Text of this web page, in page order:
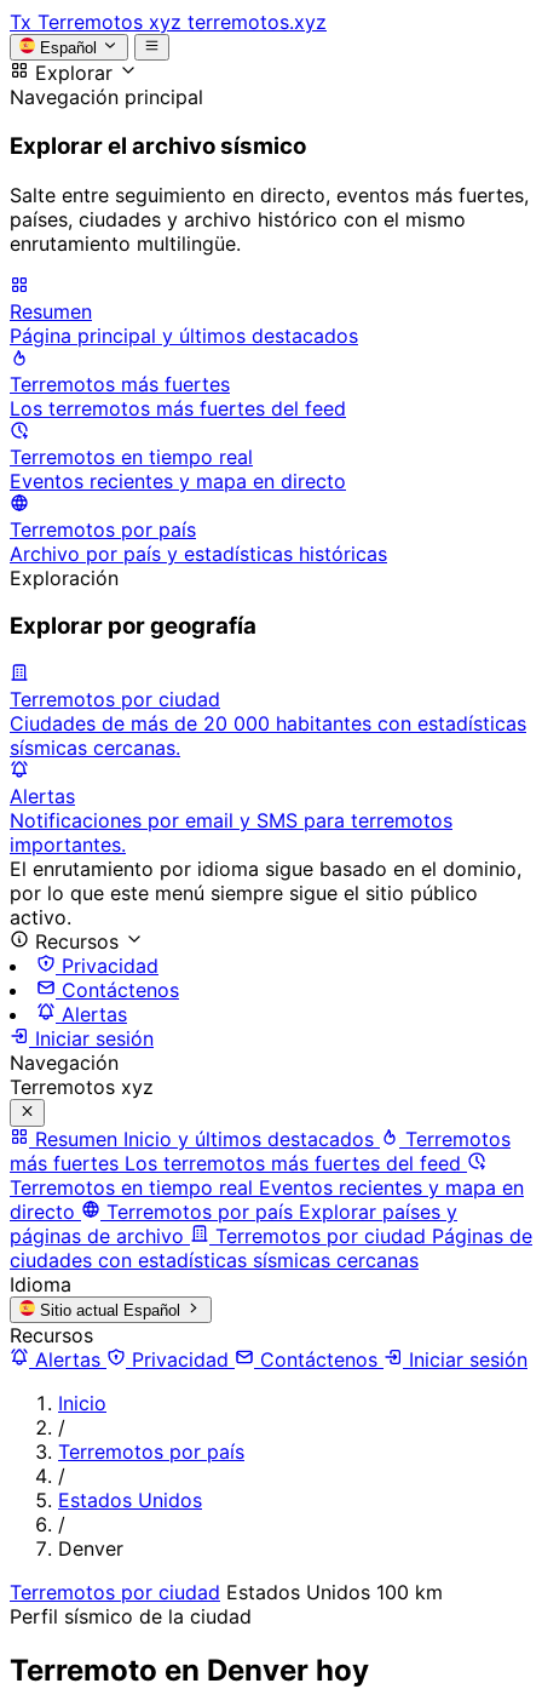
Tx Terremotos xyz terremotos.xyz
Español
Explorar
Navegación principal
Explorar el archivo sísmico
Salte entre seguimiento en directo, eventos más fuertes,
países, ciudades y archivo histórico con el mismo
enrutamiento multilingüe.
Resumen
Página principal y últimos destacados
Terremotos más fuertes
Los terremotos más fuertes del feed
Terremotos en tiempo real
Eventos recientes y mapa en directo
Terremotos por país
Archivo por país y estadísticas históricas
Exploración
Explorar por geografía
Terremotos por ciudad
Ciudades de más de 20 000 habitantes con estadísticas
sísmicas cercanas.
Alertas
Notificaciones por email y SMS para terremotos
importantes.
El enrutamiento por idioma sigue basado en el dominio,
por lo que este menú siempre sigue el sitio público
activo.
Recursos
Privacidad
Contáctenos
Alertas
Iniciar sesión
Navegación
Terremotos xyz
Resumen Inicio y últimos destacados
Terremotos
más fuertes Los terremotos más fuertes del feed
Terremotos en tiempo real Eventos recientes y mapa en
directo
Terremotos por país Explorar países y
páginas de archivo
Terremotos por ciudad Páginas de
ciudades con estadísticas sísmicas cercanas
Idioma
Sitio actual Español
Recursos
Alertas
Privacidad Contáctenos
Iniciar sesión
Inicio
/
Terremotos por país
/
Estados Unidos
/
Denver
Terremotos por ciudad Estados Unidos 100 km
Perfil sísmico de la ciudad
Terremoto en Denver hoy